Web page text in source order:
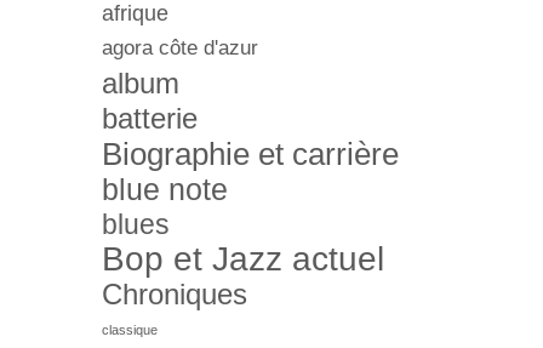
afrique
agora côte d'azur
album
batterie
Biographie et carrière
blue note
blues
Bop et Jazz actuel
Chroniques
classique